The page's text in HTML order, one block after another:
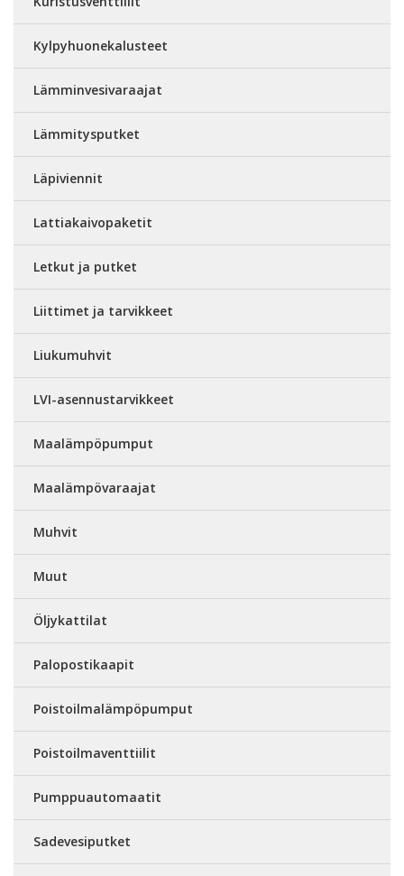
Kylpyhuonekalusteet
Lämminvesivaraajat
Lämmitysputket
Läpiviennit
Lattiakaivopaketit
Letkut ja putket
Liittimet ja tarvikkeet
Liukumuhvit
LVI-asennustarvikkeet
Maalämpöpumput
Maalämpövaraajat
Muhvit
Muut
Öljykattilat
Palopostikaapit
Poistoilmalämpöpumput
Poistoilmaventtiilit
Pumppuautomaatit
Sadevesiputket